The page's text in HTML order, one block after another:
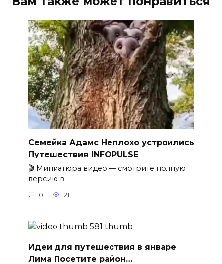
Семейка Адамс Неплохо устроились
Путешествия INFOPULSE
🎬 Миниатюра видео — смотрите полную
версию в
0 21
Идеи для путешествия в январе
Лима Посетите район…